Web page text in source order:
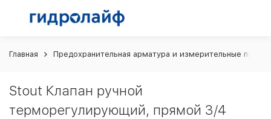
Главная Предохранительная арматура и измерительные
Stout Клапан ручной
терморегулирующий, прямой 3/4